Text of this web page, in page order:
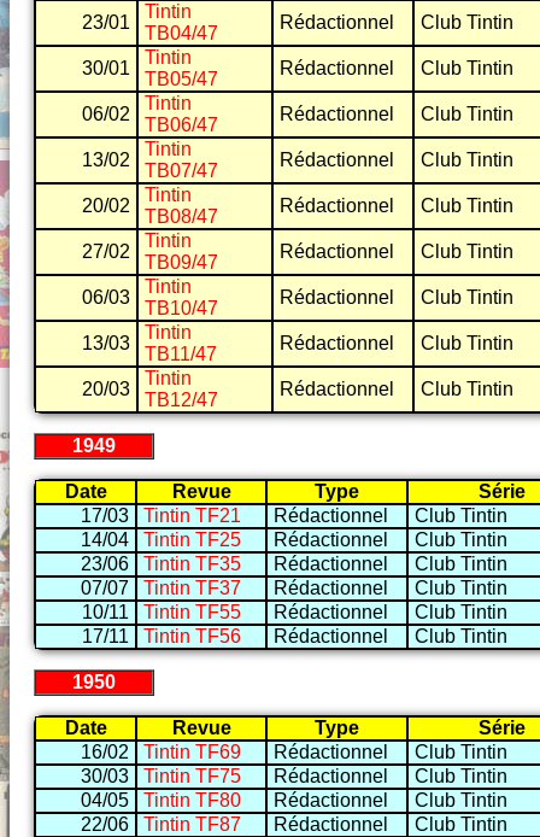
23/01
Tintin
TB04/47
Rédactionnel Club Tintin
30/01
Tintin
TB05/47
Rédactionnel Club Tintin
06/02
Tintin
TB06/47
Rédactionnel Club Tintin
13/02
Tintin
TB07/47
Rédactionnel Club Tintin
20/02
Tintin
TB08/47
Rédactionnel Club Tintin
27/02
Tintin
TB09/47
Rédactionnel Club Tintin
06/03
Tintin
TB10/47
Rédactionnel Club Tintin
13/03
Tintin
TB11/47
Rédactionnel Club Tintin
20/03
Tintin
TB12/47
Rédactionnel Club Tintin
1949
Date Revue Type
Série
17/03
Tintin TF21 Rédactionnel
Club Tintin
14/04
Tintin TF25 Rédactionnel
Club Tintin
23/06
Tintin TF35 Rédactionnel
Club Tintin
07/07
Tintin TF37 Rédactionnel
Club Tintin
10/11
Tintin TF55 Rédactionnel
Club Tintin
17/11
Tintin TF56 Rédactionnel Club Tintin
1950
Date Revue Type
Série
16/02
Tintin TF69 Rédactionnel
Club Tintin
30/03
Tintin TF75 Rédactionnel
Club Tintin
04/05
Tintin TF80 Rédactionnel
Club Tintin
22/06
Tintin TF87 Rédactionnel
Club Tintin